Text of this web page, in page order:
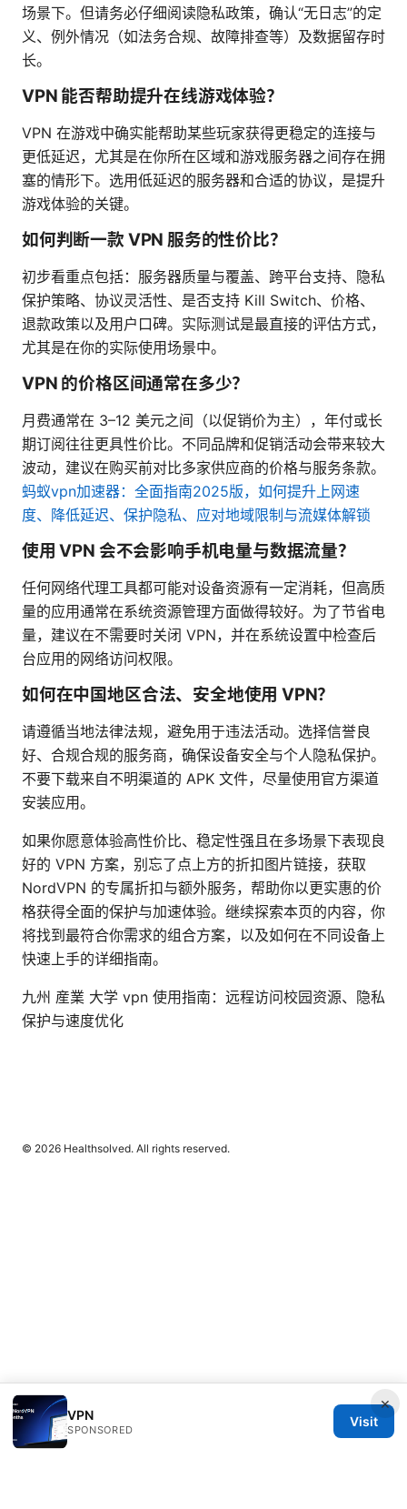
场景下。但请务必仔细阅读隐私政策，确认“无日志”的定
义、例外情况（如法务合规、故障排查等）及数据留存时
长。
VPN 能否帮助提升在线游戏体验？
VPN 在游戏中确实能帮助某些玩家获得更稳定的连接与
更低延迟，尤其是在你所在区域和游戏服务器之间存在拥
塞的情形下。选用低延迟的服务器和合适的协议，是提升
游戏体验的关键。
如何判断一款 VPN 服务的性价比？
初步看重点包括：服务器质量与覆盖、跨平台支持、隐私
保护策略、协议灵活性、是否支持 Kill Switch、价格、
退款政策以及用户口碑。实际测试是最直接的评估方式，
尤其是在你的实际使用场景中。
VPN 的价格区间通常在多少？
月费通常在 3–12 美元之间（以促销价为主），年付或长
期订阅往往更具性价比。不同品牌和促销活动会带来较大
波动，建议在购买前对比多家供应商的价格与服务条款。
蚂蚁vpn加速器：全面指南2025版，如何提升上网速
度、降低延迟、保护隐私、应对地域限制与流媒体解锁
使用 VPN 会不会影响手机电量与数据流量？
任何网络代理工具都可能对设备资源有一定消耗，但高质
量的应用通常在系统资源管理方面做得较好。为了节省电
量，建议在不需要时关闭 VPN，并在系统设置中检查后
台应用的网络访问权限。
如何在中国地区合法、安全地使用 VPN？
请遵循当地法律法规，避免用于违法活动。选择信誉良
好、合规合规的服务商，确保设备安全与个人隐私保护。
不要下载来自不明渠道的 APK 文件，尽量使用官方渠道
安装应用。
如果你愿意体验高性价比、稳定性强且在多场景下表现良
好的 VPN 方案，别忘了点上方的折扣图片链接，获取
NordVPN 的专属折扣与额外服务，帮助你以更实惠的价
格获得全面的保护与加速体验。继续探索本页的内容，你
将找到最符合你需求的组合方案，以及如何在不同设备上
快速上手的详细指南。
九州 産業 大学 vpn 使用指南：远程访问校园资源、隐私
保护与速度优化
×
VPN
SPONSORED
Visit
© 2026 Healthsolved. All rights reserved.